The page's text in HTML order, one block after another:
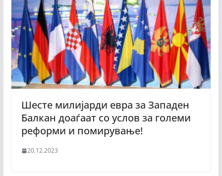
Шесте милијарди евра за Западен
Балкан доаѓаат со услов за големи
реформи и помирување!
20.12.2023